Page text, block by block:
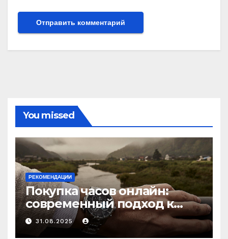
You missed
РЕКОМЕНДАЦИИ
Покупка часов онлайн:
современный подход к
выбору аксессуаров
31.08.2025